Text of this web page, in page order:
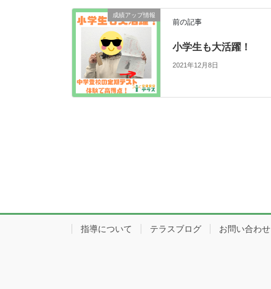
成績アップ情報
前の記事
小学生も大活躍！
2021年12月8日
指導について テラスブログ お問い合わせ